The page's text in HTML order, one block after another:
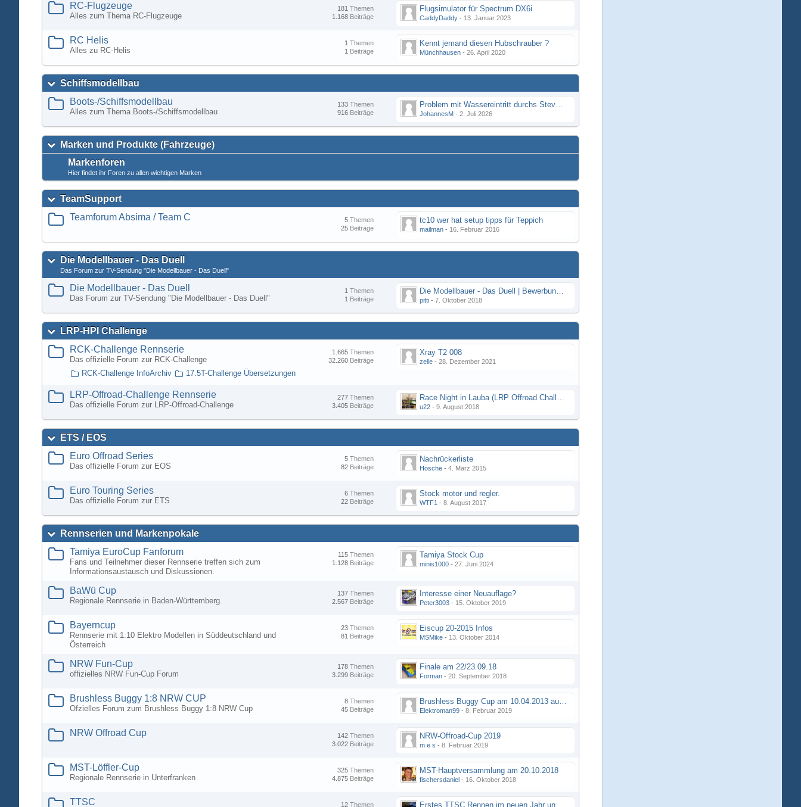
RC-Flugzeuge
Alles zum Thema RC-Flugzeuge
Themen
181
Beiträge
1.168
Flugsimulator für Spectrum DX6i
CaddyDaddy - 13. Januar 2023
RC Helis
Alles zu RC-Helis
Themen
1
Beiträge
1
Kennt jemand diesen Hubschrauber ?
Münchhausen - 26. April 2020
Schiffsmodellbau
Boots-/Schiffsmodellbau
Alles zum Thema Boots-/Schiffsmodellbau
Themen
133
Beiträge
916
Problem mit Wassereintritt durchs Stevenrohr beim Rennboot
JohannesM - 2. Juli 2026
Marken und Produkte (Fahrzeuge)
Markenforen
Hier findet ihr Foren zu allen wichtigen Marken
TeamSupport
Teamforum Absima / Team C
Themen
5
Beiträge
25
tc10 wer hat setup tipps für Teppich
mailman - 16. Februar 2016
Die Modellbauer - Das Duell
Das Forum zur TV-Sendung "Die Modellbauer - Das Duell"
Die Modellbauer - Das Duell
Das Forum zur TV-Sendung "Die Modellbauer - Das Duell"
Themen
1
Beiträge
1
Die Modellbauer - Das Duell | Bewerbung für neue Staffel bei DMAX *Werbung*
pitti - 7. Oktober 2018
LRP-HPI Challenge
RCK-Challenge Rennserie
Das offizielle Forum zur RCK-Challenge
Themen
1.665
Beiträge
32.260
Xray T2 008
zelle - 28. Dezember 2021
RCK-Challenge InfoArchiv 17.5T-Challenge Übersetzungen
LRP-Offroad-Challenge Rennserie
Das offizielle Forum zur LRP-Offroad-Challenge
Themen
277
Beiträge
3.405
Race Night in Lauba (LRP Offroad Challenge und freie Klassen) 25/26.08
u22 - 9. August 2018
ETS / EOS
Euro Offroad Series
Das offizielle Forum zur EOS
Themen
5
Beiträge
82
Nachrückerliste
Hosche - 4. März 2015
Euro Touring Series
Das offizielle Forum zur ETS
Themen
6
Beiträge
22
Stock motor und regler.
WTF1 - 8. August 2017
Rennserien und Markenpokale
Tamiya EuroCup Fanforum
Fans und Teilnehmer dieser Rennserie treffen sich zum
Informationsaustausch und Diskussionen.
Themen
115
Beiträge
1.128
Tamiya Stock Cup
minis1000 - 27. Juni 2024
BaWü Cup
Regionale Rennserie in Baden-Württemberg.
Themen
137
Beiträge
2.567
Interesse einer Neuauflage?
Peter3003 - 15. Oktober 2019
Bayerncup
Rennserie mit 1:10 Elektro Modellen in Süddeutschland und
Österreich
Themen
23
Beiträge
81
Eiscup 20-2015 Infos
MSMike - 13. Oktober 2014
NRW Fun-Cup
offizielles NRW Fun-Cup Forum
Themen
178
Beiträge
3.299
Finale am 22/23.09.18
Forman - 20. September 2018
Brushless Buggy 1:8 NRW CUP
Ofzielles Forum zum Brushless Buggy 1:8 NRW Cup
Themen
8
Beiträge
45
Brushless Buggy Cup am 10.04.2013 auf der Intermodellbau in Dortmund
Elektroman99 - 8. Februar 2019
NRW Offroad Cup Themen
142
Beiträge
3.022
NRW-Offroad-Cup 2019
m e s - 8. Februar 2019
MST-Löffler-Cup
Regionale Rennserie in Unterfranken
Themen
325
Beiträge
4.875
MST-Hauptversammlung am 20.10.2018
fischersdaniel - 16. Oktober 2018
TTSC Themen
12